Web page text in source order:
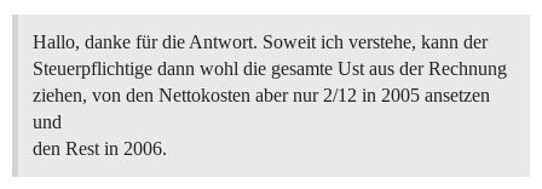
Hallo, danke für die Antwort. Soweit ich verstehe, kann der
Steuerpflichtige dann wohl die gesamte Ust aus der Rechnung
ziehen, von den Nettokosten aber nur 2/12 in 2005 ansetzen
und
den Rest in 2006.